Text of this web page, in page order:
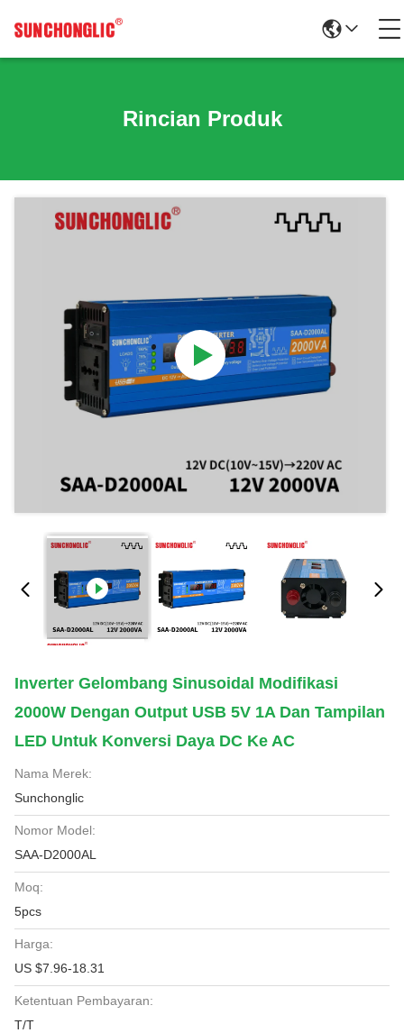
Rincian Produk
Inverter Gelombang Sinusoidal Modifikasi
2000W Dengan Output USB 5V 1A Dan Tampilan
LED Untuk Konversi Daya DC Ke AC
Nama Merek:
Sunchonglic
Nomor Model:
SAA-D2000AL
Moq:
5pcs
Harga:
US $7.96-18.31
Ketentuan Pembayaran:
T/T